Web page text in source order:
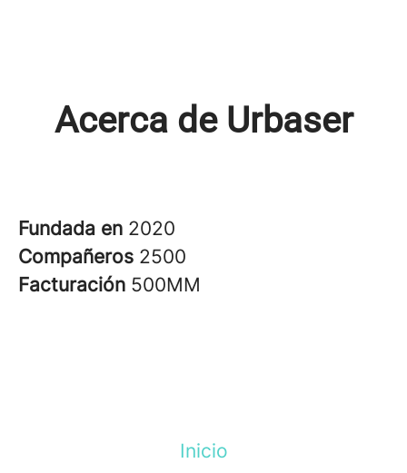
Acerca de Urbaser
Fundada en 2020
Compañeros 2500
Facturación 500MM
Inicio